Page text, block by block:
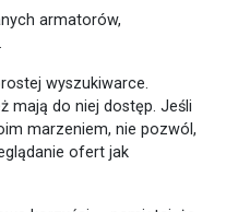
armatorów,
wyszukiwarce.
mają do niej dostęp. Jeśli
marzeniem, nie pozwól,
ofert jak